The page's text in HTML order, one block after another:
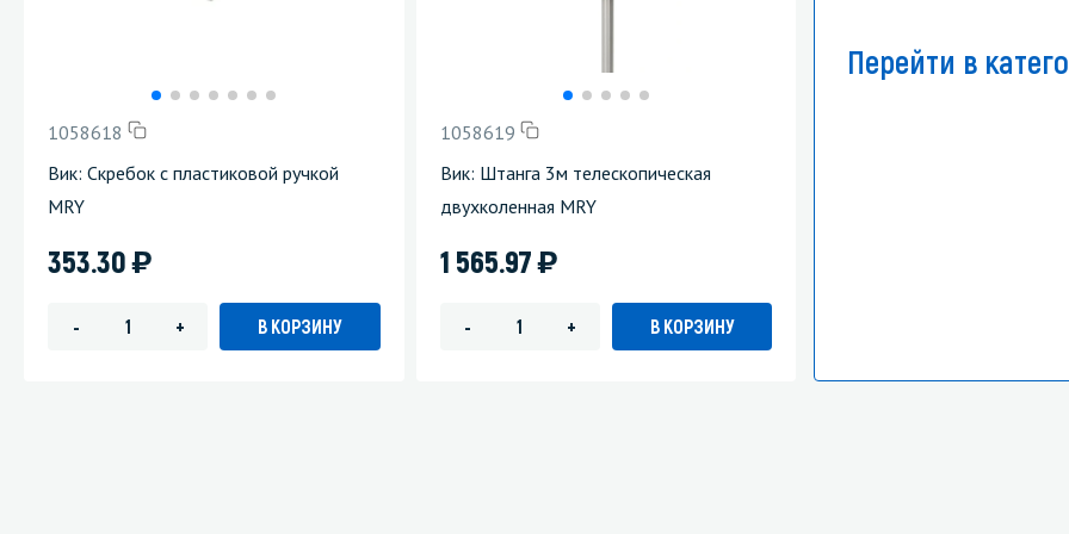
1058618
Вик: Скребок с пластиковой ручкой
MRY
353.30)
- + В КОРЗИНУ
1058619
Вик: Штанга 3м телескопическая
двухколенная MRY
1 565.97)
- + В КОРЗИНУ
Перейти в